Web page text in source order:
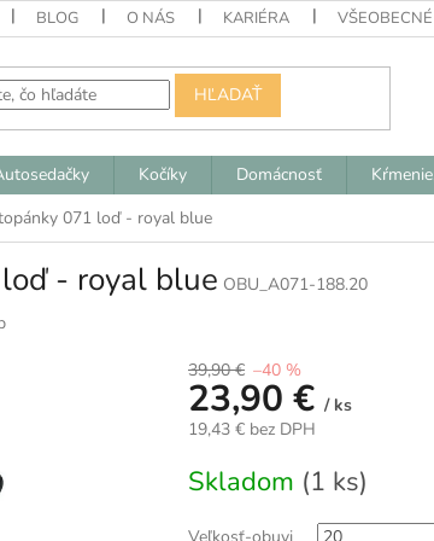
BLOG O NÁS KARIÉRA
HĽADAŤ
Kočíky Domácnosť
071 loď - royal blue
- royal blue OBU_A071-188.20
39,90 € –40 %
23,90 € / ks
19,43 € bez DPH
cena:
Skladom (1 ks)